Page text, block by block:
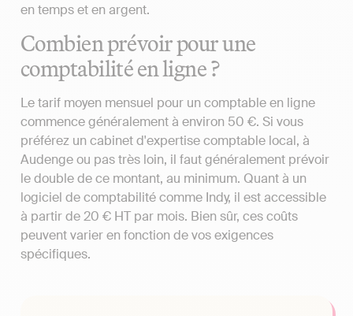
en temps et en argent.
Combien prévoir pour une
comptabilité en ligne ?
Le tarif moyen mensuel pour un comptable en ligne
commence généralement à environ 50 €. Si vous
préférez un cabinet d'expertise comptable local, à
Audenge ou pas très loin, il faut généralement prévoir
le double de ce montant, au minimum. Quant à un
logiciel de comptabilité comme Indy, il est accessible
à partir de 20 € HT par mois. Bien sûr, ces coûts
peuvent varier en fonction de vos exigences
spécifiques.